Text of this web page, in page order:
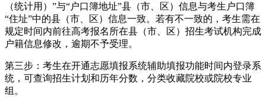
（统计用）”与“户口簿地址”县（市、区）信息与考生户口簿
“住址”中的县（市、区）信息一致。若有不一致的，考生需在
规定时间内前往高考报名所在县（市、区）招生考试机构完成
户籍信息修改，逾期不予受理。
第三步：考生在开通志愿填报系统辅助填报功能时间内登录系
统，可查询招生计划和历年分数，分类收藏院校或院校专业
组。